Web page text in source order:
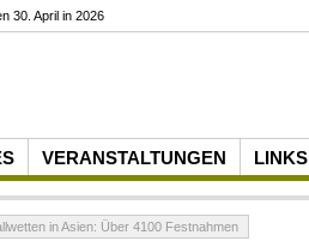
VERANSTALTUNGEN LINKS
30. April in 2026
in Asien: Über 4100 Festnahmen